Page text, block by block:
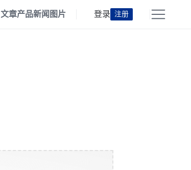
文章产品新闻 图片 登录 注册